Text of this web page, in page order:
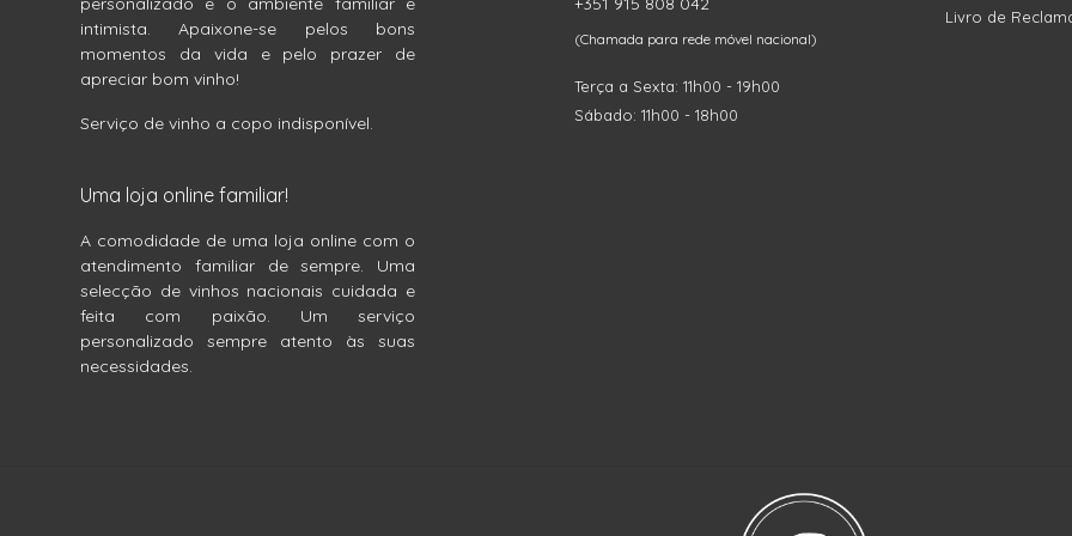
intimista. Apaixone-se pelos bons
momentos da vida e pelo prazer de
apreciar bom vinho!
Serviço de vinho a copo indisponível.
Uma loja online familiar!
A comodidade de uma loja online com o
atendimento familiar de sempre. Uma
selecção de vinhos nacionais cuidada e
feita com paixão. Um serviço
personalizado sempre atento às suas
necessidades.
(Chamada para rede móvel nacional)
Terça a Sexta: 11h00 - 19h00
Sábado: 11h00 - 18h00
Livro de